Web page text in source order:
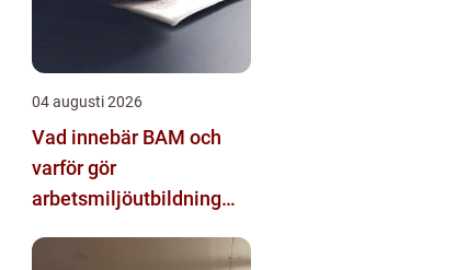
04 augusti 2026
Vad innebär BAM och
varför gör
arbetsmiljöutbildning